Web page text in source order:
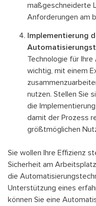
maßgeschneiderte
Anforderungen am
Implementierung
Technologie für
wichtig, mit einem
nutzen. Stellen Sie
die
damit der Prozess
größtmöglichen
Sie wollen Ihre Effizienz
Sicherheit am
die
Unterstützung eines
können Sie eine